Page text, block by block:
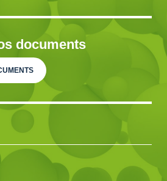
documents